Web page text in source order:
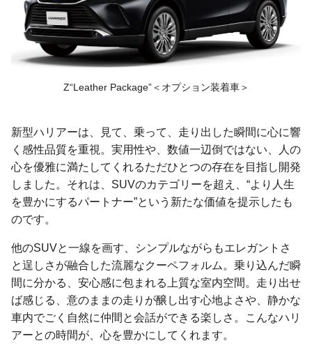
Z“Leather Package”＜オプション装着車＞
新型ハリアーは、見て、乗って、走り出した瞬間に心に響
く感性品質を重視。実用性や、数値一辺倒ではない、人の
心を優雅に満たしてくれるただひとつの存在を目指し開発
しました。それは、SUVのカテゴリーを超え、“より人生
を豊かにするパートナー”という新たな価値を提示したも
のです。
他のSUVと一線を画す、シンプルながらもエレガントさ
と逞しさが融合した流麗なクーペフォルム。乗り込んだ瞬
間に分かる、安心感に包まれる上質な室内空間。走り出せ
ば感じる、意のままの走りが醸し出す心地よさや、静かな
車内でごく自然に仲間と会話ができる楽しさ。こんなハリ
アーとの時間が、心を豊かにしてくれます。